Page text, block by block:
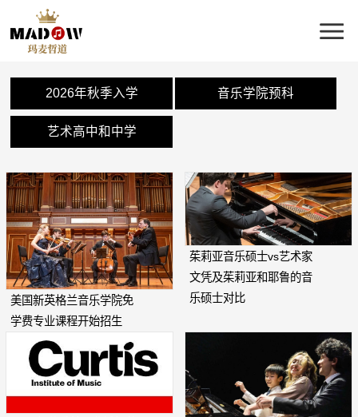
2026年秋季入学 音乐学院预科
艺术高中和中学
美国新英格兰音乐学院免
学费专业课程开始招生
茱莉亚音乐硕士vs艺术家
文凭及茱莉亚和耶鲁的音
乐硕士对比